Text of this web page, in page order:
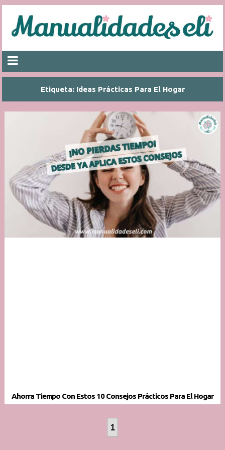
Etiqueta: Ideas Prácticas Para El Hogar
Ahorra Tiempo Con Estos 10 Consejos Prácticos Para El Hogar
1